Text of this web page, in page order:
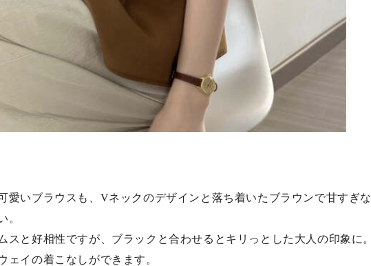
愛いブラウスも、Vネックのデザインと落ち着いたブラウンで甘すぎな
。
スと好相性ですが、ブラックと合わせるとキリっとした大人の印象に。
ェイの着こなしができます。